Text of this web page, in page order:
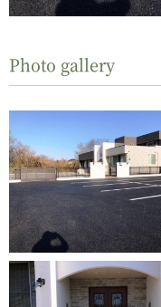
Photo gallery